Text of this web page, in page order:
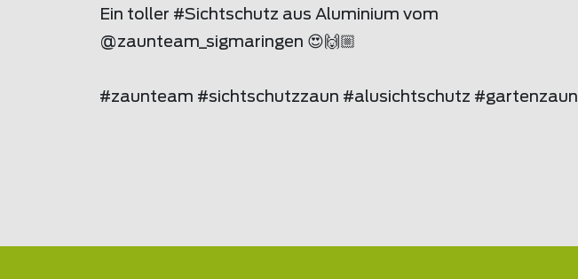
Ein toller #Sichtschutz aus Aluminium vom
@zaunteam _sigmaringen 😍🙌🏼
#zaunteam #sichtschutzzaun #alusichtschutz #gartenzaun